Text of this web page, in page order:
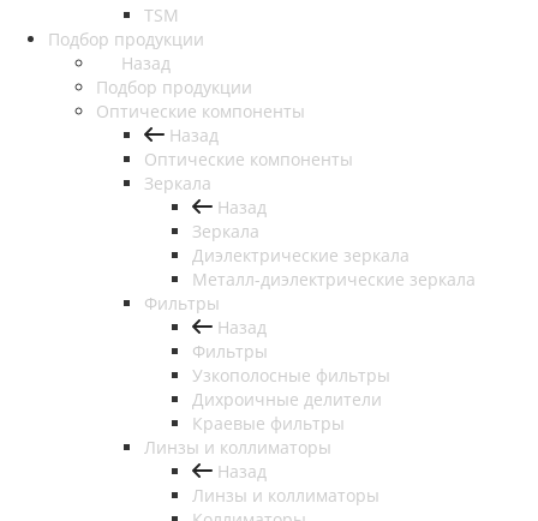
TSM
Подбор продукции
Назад
Подбор продукции
Оптические компоненты
Назад
Оптические компоненты
Зеркала
Назад
Зеркала
Диэлектрические зеркала
Металл-диэлектрические зеркала
Фильтры
Назад
Фильтры
Узкополосные фильтры
Дихроичные делители
Краевые фильтры
Линзы и коллиматоры
Назад
Линзы и коллиматоры